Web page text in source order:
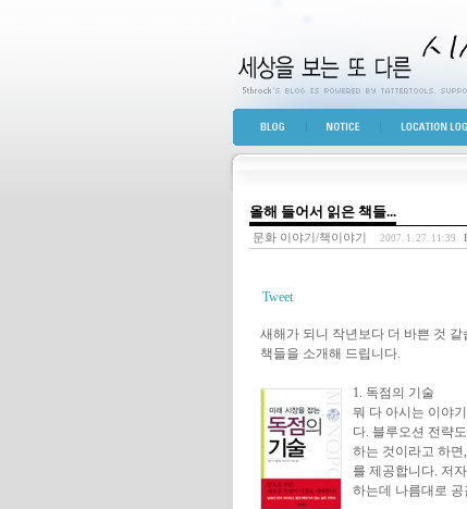
세상을 보는 또 다
BLOG TOP NOTICE LOCATION
올해 들어서 읽은 책들...
문화 이야기/책이야기 2007. 1. 27. 11:39
Tweet
새해가 되니 작년보다 더 바쁜 것
책들을 소개해 드립니다.
1. 독점의 기술
뭐 다 아시는 이야
다. 블루오션 전략
하는 것이라고 하
를 제공합니다. 저
하는데 나름대로